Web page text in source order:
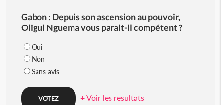
Gabon : Depuis son ascension au pouvoir,
Oligui Nguema vous parait-il compétent ?
Oui
Non
Sans avis
+ Voir les resultats